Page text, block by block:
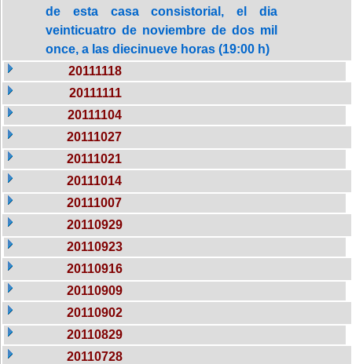
de esta casa consistorial, el dia
veinticuatro de noviembre de dos mil
once, a las diecinueve horas (19:00 h)
20111118
20111111
20111104
20111027
20111021
20111014
20111007
20110929
20110923
20110916
20110909
20110902
20110829
20110728